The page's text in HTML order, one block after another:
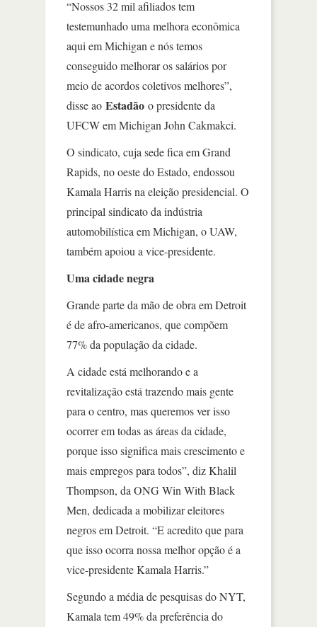
“Nossos 32 mil afiliados tem
testemunhado uma melhora econômica
aqui em Michigan e nós temos
conseguido melhorar os salários por
meio de acordos coletivos melhores”,
disse ao Estadão o presidente da
UFCW em Michigan John Cakmakci.
O sindicato, cuja sede fica em Grand
Rapids, no oeste do Estado, endossou
Kamala Harris na eleição presidencial. O
principal sindicato da indústria
automobilística em Michigan, o UAW,
também apoiou a vice-presidente.
Uma cidade negra
Grande parte da mão de obra em Detroit
é de afro-americanos, que compõem
77% da população da cidade.
A cidade está melhorando e a
revitalização está trazendo mais gente
para o centro, mas queremos ver isso
ocorrer em todas as áreas da cidade,
porque isso significa mais crescimento e
mais empregos para todos”, diz Khalil
Thompson, da ONG Win With Black
Men, dedicada a mobilizar eleitores
negros em Detroit. “E acredito que para
que isso ocorra nossa melhor opção é a
vice-presidente Kamala Harris.”
Segundo a média de pesquisas do NYT,
Kamala tem 49% da preferência do